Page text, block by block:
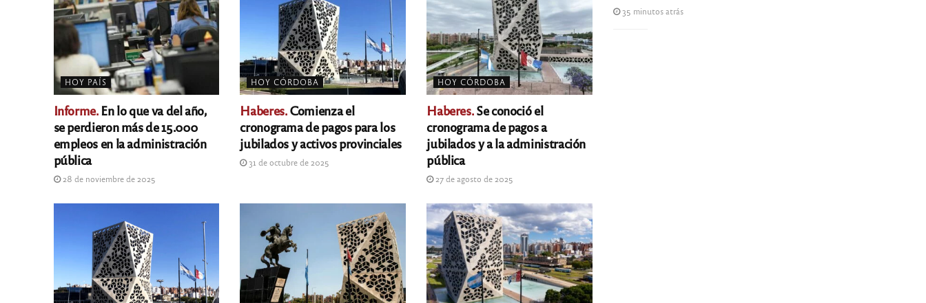
HOY PAÍS
Informe.En lo que va del año,
se perdieron más de 15.000
empleos en la administración
pública
28 de noviembre de 2025
HOY CÓRDOBA
Haberes.Comienza el
cronograma de pagos para los
jubilados y activos provinciales
31 de octubre de 2025
HOY CÓRDOBA
Haberes.Se conoció el
cronograma de pagos a
jubilados y a la administración
pública
27 de agosto de 2025
35 minutos atrás